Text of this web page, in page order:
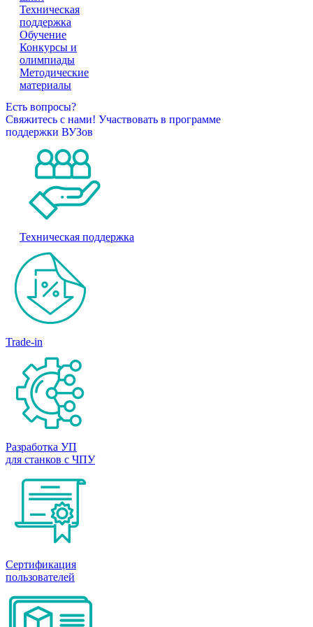
Техническая
поддержка
Обучение
Конкурсы и
олимпиады
Методические
материалы
Есть вопросы?
Свяжитесь с нами! Участвовать в программе
поддержки ВУЗов
Техническая поддержка
Trade-in
Разработка УП
для станков с ЧПУ
Сертификация
пользователей